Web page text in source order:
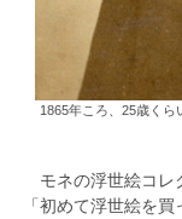
1865年ころ、25歳くら
モネの浮世絵コレ
「初めて浮世絵を